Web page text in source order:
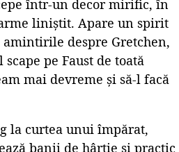
într-un decor mirific, în
liniștit. Apare un spirit
despre Gretchen,
pe Faust de toată
mai devreme și să-l facă
la curtea unui împărat,
banii de hârtie și practic